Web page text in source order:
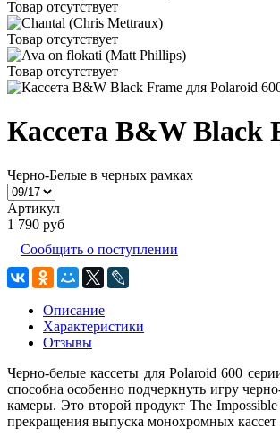
Товар отсутствует
Товар отсутствует
Товар отсутствует
Кассета B&W Black
Черно-Белые в черных рамках
Артикул
1 790 руб
Сообщить о поступлении
Описание
Характеристики
Отзывы
Черно-белые кассеты для Polaroid 600
способна особенно подчеркнуть игру
камеры. Это второй продукт The
прекращения выпуска монохромных